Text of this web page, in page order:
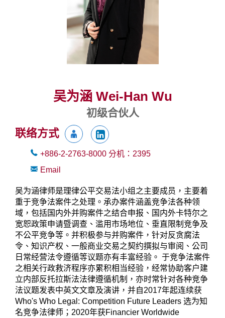
吴为涵 Wei-Han Wu
初级合伙人
联络方式
+886-2-2763-8000 分机： 2395
Email
吴为涵律师是理律公平交易法小组之主要成员，主要着
重于竞争法案件之处理。承办案件涵盖竞争法各种领
域，包括国内外并购案件之结合申报、国内外卡特尔之
宽恕政策申请暨调查、滥用市场地位、垂直限制竞争及
不公平竞争等。并积极参与并购案件，针对反贪腐法
令、知识产权、一般商业交易之契约撰拟与审阅、公司
日常经营法令遵循等议题亦有丰富经验。 于竞争法案件
之相关行政救济程序亦累积相当经验，经常协助客户建
立内部反托拉斯法法律遵循机制，亦时常针对各种竞争
法议题发表中英文文章及演讲，并自2017年起连续获
Who's Who Legal: Competition Future Leaders 选为知
名竞争法律师；2020年获Financier Worldwide